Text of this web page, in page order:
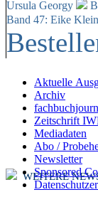
Ursula Georgy
Band 47: Eike
Aktuelle
Archiv
Zeitschrift
Mediadaten
Abo /
Newsletter
Sponsored
WEITERE